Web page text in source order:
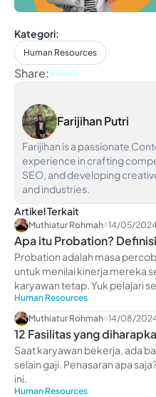
Kategori:
Human Resources
Share:
Farijihan Putri
Farijihan is a passionate
experience in crafting
SEO, and developing
and industries.
Artikel Terkait
Muthiatur Rohmah 14/05/2024
Apa itu Probation?
Melewatinya
Probation adalah masa
untuk menilai kinerja mereka
karyawan tetap. Yuk pelajari
Human Resources
Muthiatur Rohmah 14/08/
12 Fasilitas yang
Yuk Intip
Saat karyawan bekerja, ada
selain gaji. Penasaran apa
ini.
Human Resources